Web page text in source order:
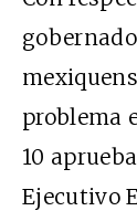
problema
10
Ejecutivo